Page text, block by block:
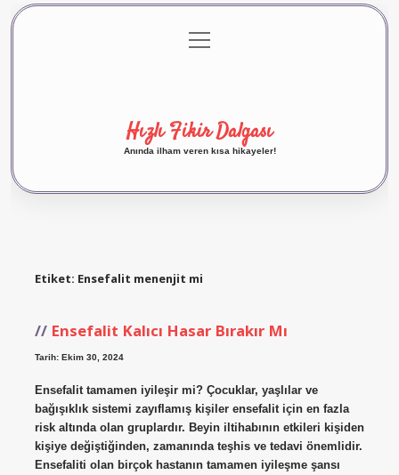
Gizlilik Politikası
menüyü
aç
Hızlı Fikir Dalgası
Anında ilham veren kısa hikayeler!
Etiket: Ensefalit menenjit mi
Ensefalit Kalıcı Hasar Bırakır Mı
Tarih: Ekim 30, 2024
Ensefalit tamamen iyileşir mi? Çocuklar, yaşlılar ve
bağışıklık sistemi zayıflamış kişiler ensefalit için en fazla
risk altında olan gruplardır. Beyin iltihabının etkileri kişiden
kişiye değiştiğinden, zamanında teşhis ve tedavi önemlidir.
Ensefaliti olan birçok hastanın tamamen iyileşme şansı